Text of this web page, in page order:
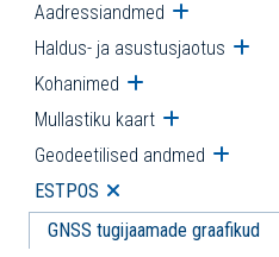
Aadressiandmed Ava
Haldus- ja asustusjaotus Ava
Kohanimed Ava
Mullastiku kaart Ava
Geodeetilised andmed Ava
ESTPOS Ava alammenüü
GNSS tugijaamade graafikud